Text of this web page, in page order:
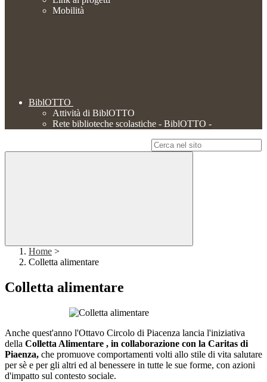
Mobilità
BiblOTTO
Attività di BiblOTTO
Rete biblioteche scolastiche - BiblOTTO -
Home >
Colletta alimentare
Colletta alimentare
Anche quest'anno l'Ottavo Circolo di Piacenza lancia l'iniziativa
della Colletta Alimentare , in collaborazione con la Caritas di
Piaenza, che promuove comportamenti volti allo stile di vita salutare
per sè e per gli altri ed al benessere in tutte le sue forme, con azioni
d'impatto sul contesto sociale.